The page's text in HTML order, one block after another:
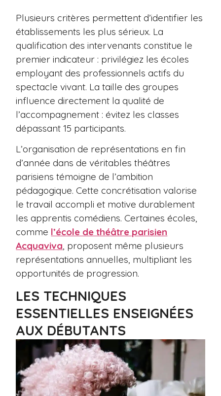
Plusieurs critères permettent d’identifier les
établissements les plus sérieux. La
qualification des intervenants constitue le
premier indicateur : privilégiez les écoles
employant des professionnels actifs du
spectacle vivant. La taille des groupes
influence directement la qualité de
l’accompagnement : évitez les classes
dépassant 15 participants.
L’organisation de représentations en fin
d’année dans de véritables théâtres
parisiens témoigne de l’ambition
pédagogique. Cette concrétisation valorise
le travail accompli et motive durablement
les apprentis comédiens. Certaines écoles,
comme l’école de théâtre parisien
Acquaviva, proposent même plusieurs
représentations annuelles, multipliant les
opportunités de progression.
LES TECHNIQUES
ESSENTIELLES ENSEIGNÉES
AUX DÉBUTANTS